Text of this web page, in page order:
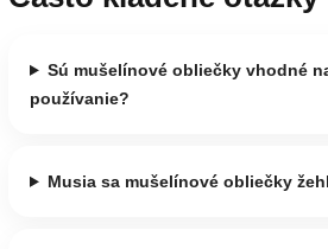
Sú mušelínové obliečky vhodné
používanie?
Musia sa mušelínové obliečky